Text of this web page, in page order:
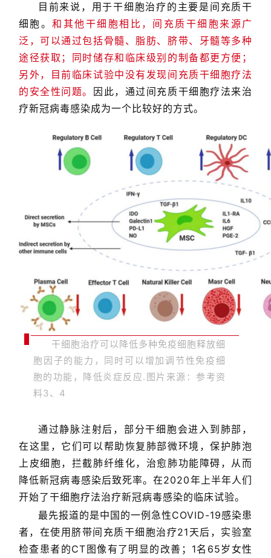
目前来说，用于干细胞治疗的主要是间充质干
细胞。和其他干细胞相比，间充质干细胞来源广
泛，可以通过包括骨髓、脂肪、脐带、牙髓等多种
途径获取；同时储存和临床级别的制备都更方便；
另外，目前临床试验中没有发现间充质干细胞疗法
的安全性问题。 因此，通过间充质干细胞疗法来治
疗新冠病毒感染成为一个比较好的方式。
干细胞治疗可以降低多种免疫细胞释放细
胞因子的能力，同时可以增加调节性免疫细
胞的功能，降低炎症反应.图片来源：参考资
料3、4
通过静脉注射后，部分干细胞会进入到肺部，
在这里，它们可以帮助恢复肺部微环境，保护肺泡
上皮细胞，拦截肺纤维化，治愈肺功能障碍，从而
降低新冠病毒感染后致死率。在2020年上半年人们
开始了干细胞疗法治疗新冠病毒感染的临床试验。
最先报道的是中国的一例急性COVID-19感染患
者，在使用脐带间充质干细胞治疗21天后，实验室
检查患者的CT图像有了明显的改善；1名65岁女性